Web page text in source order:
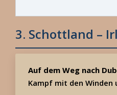
3. Schottland –
Auf dem Weg nach
Kampf mit den Winden